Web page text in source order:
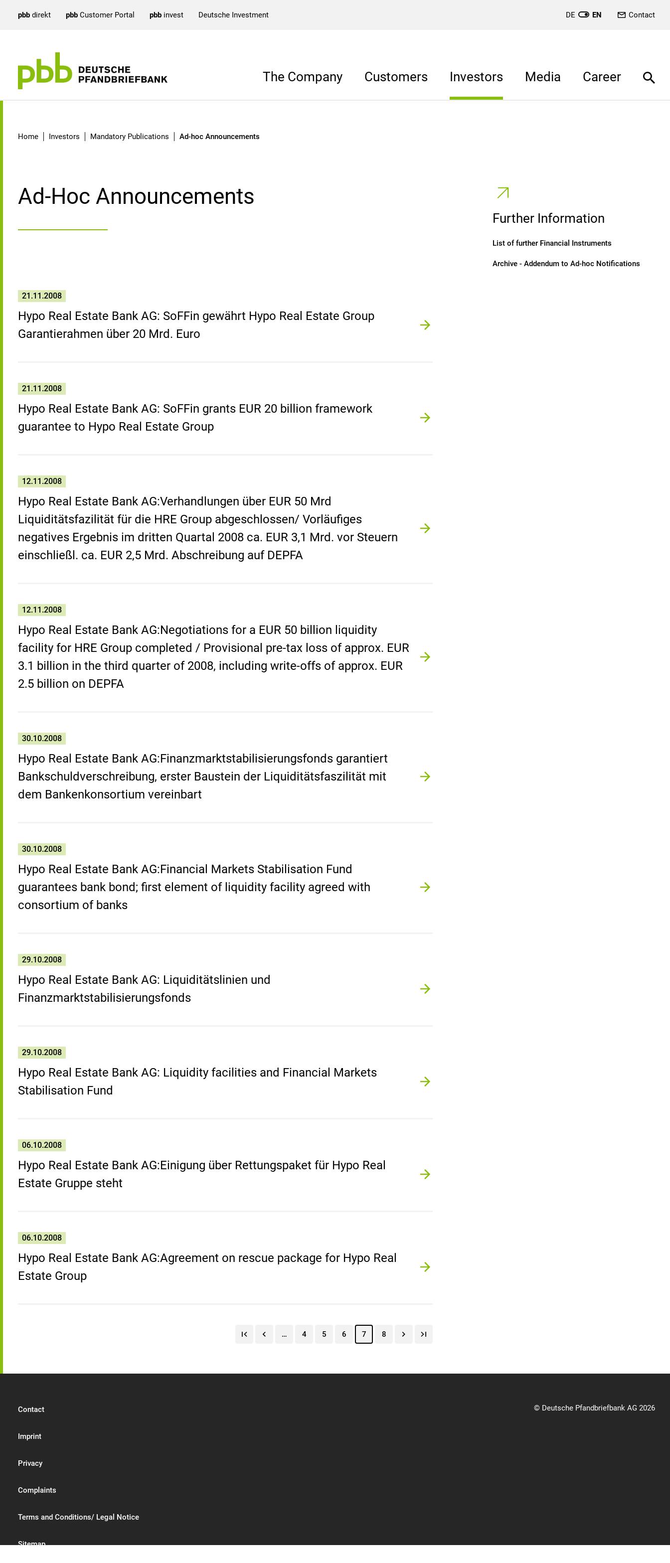
pbb direkt pbb Customer Portal pbb invest Deutsche Investment DE EN Contact
The Company Customers Investors Media Career
Home Investors Mandatory Publications Ad-hoc Announcements
Ad-Hoc Announcements
21.11.2008
Hypo Real Estate Bank AG: SoFFin gewährt Hypo Real Estate Group
Garantierahmen über 20 Mrd. Euro
21.11.2008
Hypo Real Estate Bank AG: SoFFin grants EUR 20 billion framework
guarantee to Hypo Real Estate Group
12.11.2008
Hypo Real Estate Bank AG:Verhandlungen über EUR 50 Mrd
Liquiditätsfazilität für die HRE Group abgeschlossen/ Vorläufiges
negatives Ergebnis im dritten Quartal 2008 ca. EUR 3,1 Mrd. vor Steuern
einschließl. ca. EUR 2,5 Mrd. Abschreibung auf DEPFA
12.11.2008
Hypo Real Estate Bank AG:Negotiations for a EUR 50 billion liquidity
facility for HRE Group completed / Provisional pre-tax loss of approx. EUR
3.1 billion in the third quarter of 2008, including write-offs of approx. EUR
2.5 billion on DEPFA
30.10.2008
Hypo Real Estate Bank AG:Finanzmarktstabilisierungsfonds garantiert
Bankschuldverschreibung, erster Baustein der Liquiditätsfaszilität mit
dem Bankenkonsortium vereinbart
30.10.2008
Hypo Real Estate Bank AG:Financial Markets Stabilisation Fund
guarantees bank bond; first element of liquidity facility agreed with
consortium of banks
29.10.2008
Hypo Real Estate Bank AG: Liquiditätslinien und
Finanzmarktstabilisierungsfonds
29.10.2008
Hypo Real Estate Bank AG: Liquidity facilities and Financial Markets
Stabilisation Fund
06.10.2008
Hypo Real Estate Bank AG:Einigung über Rettungspaket für Hypo Real
Estate Gruppe steht
06.10.2008
Hypo Real Estate Bank AG:Agreement on rescue package for Hypo Real
Estate Group
… 4 5 6 7 8
Further Information
List of further Financial Instruments
Archive - Addendum to Ad-hoc Notifications
Contact
Imprint
Privacy
Complaints
Terms and Conditions/ Legal Notice
Sitemap
© Deutsche Pfandbriefbank AG 2026